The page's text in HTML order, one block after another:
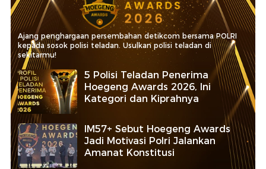
Ajang penghargaan persembahan detikcom bersama POLRI
kepada sosok polisi teladan. Usulkan polisi teladan di
sekitarmu!
5 Polisi Teladan Penerima
Hoegeng Awards 2026, Ini
Kategori dan Kiprahnya
IM57+ Sebut Hoegeng Awards
Jadi Motivasi Polri Jalankan
Amanat Konstitusi